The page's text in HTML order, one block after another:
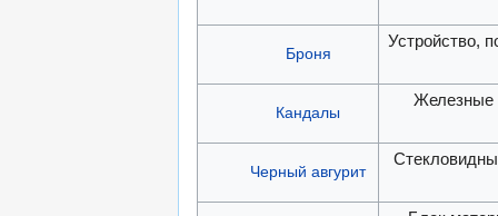
Броня
Устройство,
Кандалы
Железные
Черный авгурит